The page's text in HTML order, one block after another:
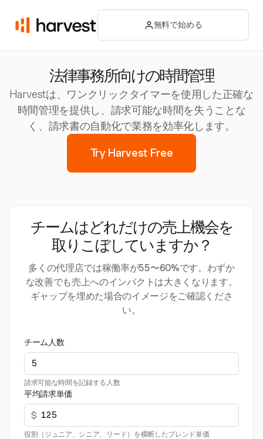
無料で始める
法律事務所向けの時間管理
Harvestは、ワンクリックタイマーを使用した正確な
時間管理を提供し、請求可能な時間を失うことな
く、請求書の自動化で業務を効率化します。
Try Harvest Free
チームはどれだけの売上機会を
取りこぼしていますか？
多くの代理店では稼働率が55〜60%です。わずか
な改善でも売上へのインパクトは大きくなります。
ギャップを埋めた場合のイメージをご確認くださ
い。
チーム人数
請求可能な時間を記録する人数
平均請求単価
$
役割（ジュニア、シニア、リード）を横断したブレンド単価